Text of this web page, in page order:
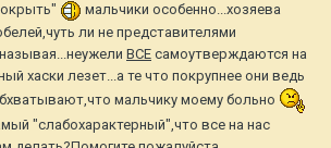
мальчики особенно...хозяева
ли не представителями
ВСЕ самоутверждаются на
хаски лезет...а те что покрупнее они ведь
мальчику моему больно
"слабохарактерный",что все на нас